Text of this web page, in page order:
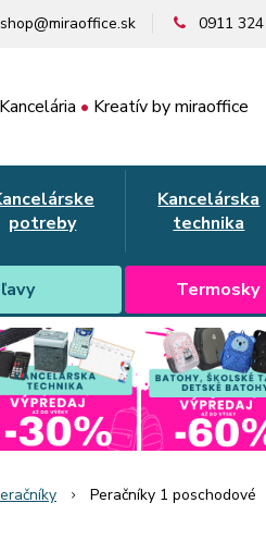
Kancelária • Kreatív by miraoffice
0911
potreby
Kancelárska
technika
Termosky
Peračníky 1 poschodové